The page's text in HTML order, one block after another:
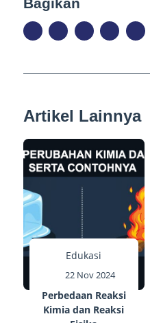
Artikel Lainnya
Edukasi
22 Nov 2024
Perbedaan Reaksi
Kimia dan Reaksi